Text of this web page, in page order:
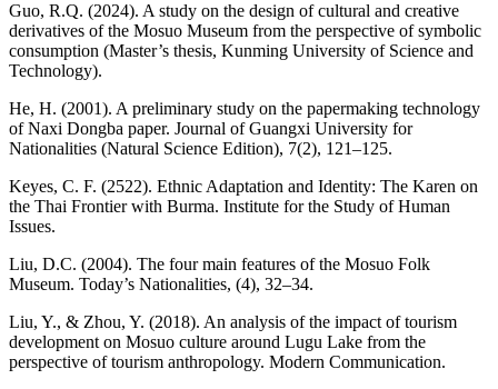
Guo, R.Q. (2024). A study on the design of cultural and creative
derivatives of the Mosuo Museum from the perspective of symbolic
consumption (Master’s thesis, Kunming University of Science and
Technology).
He, H. (2001). A preliminary study on the papermaking technology
of Naxi Dongba paper. Journal of Guangxi University for
Nationalities (Natural Science Edition), 7(2), 121–125.
Keyes, C. F. (2522). Ethnic Adaptation and Identity: The Karen on
the Thai Frontier with Burma. Institute for the Study of Human
Issues.
Liu, D.C. (2004). The four main features of the Mosuo Folk
Museum. Today’s Nationalities, (4), 32–34.
Liu, Y., & Zhou, Y. (2018). An analysis of the impact of tourism
development on Mosuo culture around Lugu Lake from the
perspective of tourism anthropology. Modern Communication.